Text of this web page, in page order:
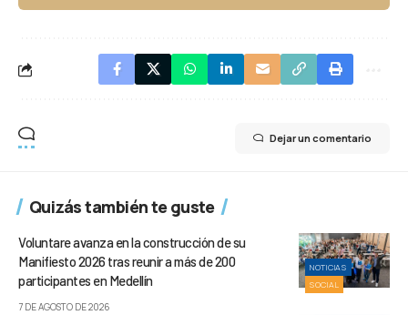
Dejar un comentario
Quizás también te guste
NOTICIAS
SOCIAL
Voluntare avanza en la construcción de su
Manifiesto 2026 tras reunir a más de 200
participantes en Medellín
7 DE AGOSTO DE 2026